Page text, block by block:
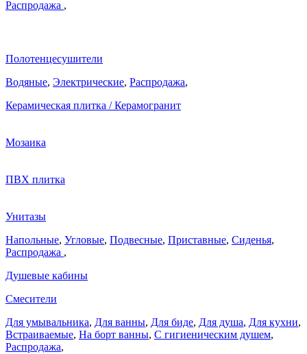
Распродажа ,
Полотенцесушители
Водяные, Электрические, Распродажа,
Керамическая плитка / Керамогранит
Мозаика
ПВХ плитка
Унитазы
Напольные, Угловые, Подвесные, Приставные, Сиденья,
Распродажа ,
Душевые кабины
Смесители
Для умывальника, Для ванны, Для биде, Для душа, Для кухни,
Встраиваемые, На борт ванны, C гигиеническим душем,
Распродажа,